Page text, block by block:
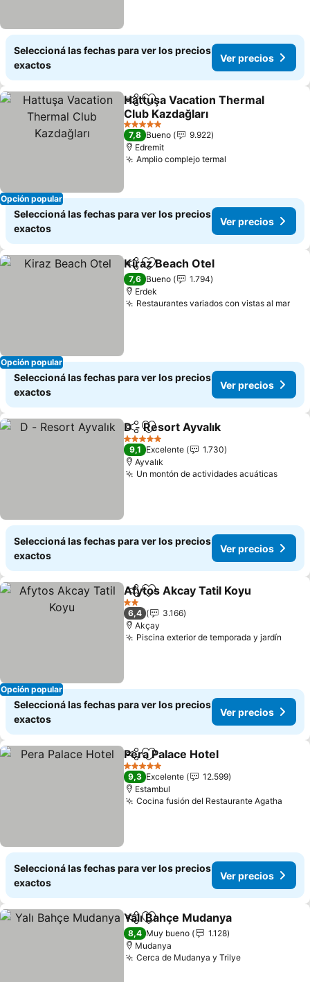
Seleccioná las fechas para ver los precios
exactos
Ver precios
Opción popular
CompartirAñadir a favoritos
Hattuşa Vacation Thermal
Club Kazdağları
5 Estrellas
7,8 Bueno
9.922
Edremit
Amplio complejo termal
Seleccioná las fechas para ver los precios
exactos
Ver precios
Opción popular
CompartirAñadir a favoritos
Kiraz Beach Otel
7,6 Bueno
1.794
Erdek
Restaurantes variados con vistas al mar
Seleccioná las fechas para ver los precios
exactos
Ver precios
CompartirAñadir a favoritos
D - Resort Ayvalık
5 Estrellas
9,1 Excelente
1.730
Ayvalık
Un montón de actividades acuáticas
Seleccioná las fechas para ver los precios
exactos
Ver precios
Opción popular
CompartirAñadir a favoritos
Afytos Akcay Tatil Koyu
2 Estrellas
6,4
3.166
Akçay
Piscina exterior de temporada y jardín
Seleccioná las fechas para ver los precios
exactos
Ver precios
CompartirAñadir a favoritos
Pera Palace Hotel
5 Estrellas
9,3 Excelente
12.599
Estambul
Cocina fusión del Restaurante Agatha
Seleccioná las fechas para ver los precios
exactos
Ver precios
Compartir
Añadir a favoritos
Yalı Bahçe Mudanya
8,4 Muy bueno
1.128
Mudanya
Cerca de Mudanya y Trilye